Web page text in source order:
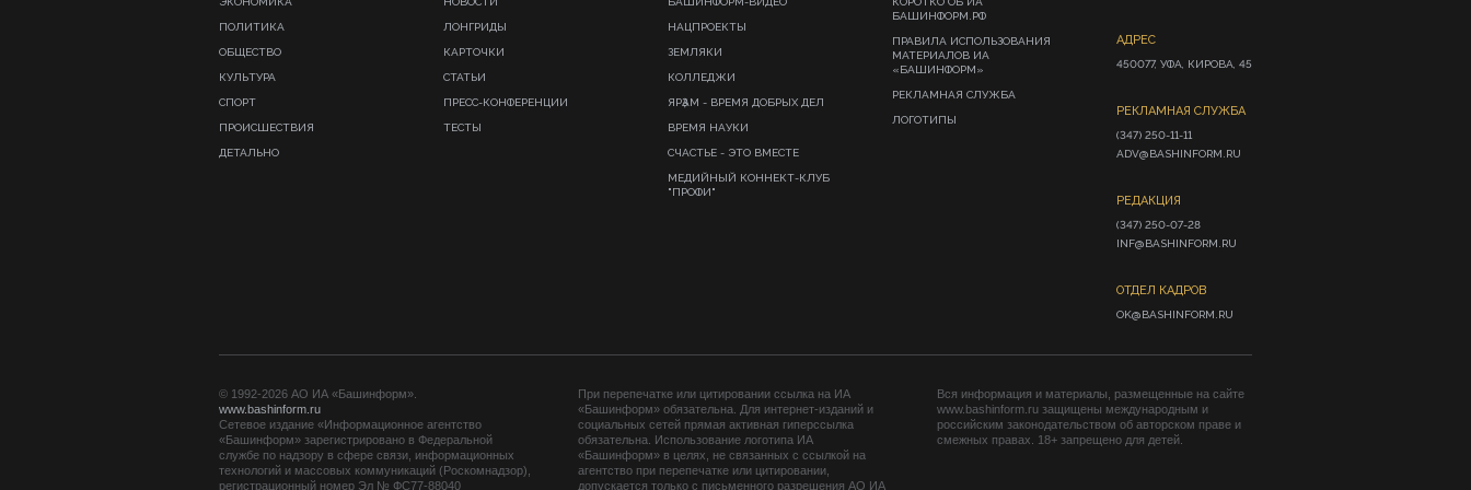
ПОЛИТИКА
ОБЩЕСТВО
КУЛЬТУРА
СПОРТ
ПРОИСШЕСТВИЯ
ДЕТАЛЬНО
ЛОНГРИДЫ
КАРТОЧКИ
СТАТЬИ
ПРЕСС-КОНФЕРЕНЦИИ
ТЕСТЫ
НАЦПРОЕКТЫ
ЗЕМЛЯКИ
КОЛЛЕДЖИ
ЯРҘАМ - ВРЕМЯ ДОБРЫХ ДЕЛ
ВРЕМЯ НАУКИ
СЧАСТЬЕ - ЭТО ВМЕСТЕ
МЕДИЙНЫЙ КОННЕКТ-КЛУБ
"ПРОФИ"
БАШИНФОРМ.РФ
ПРАВИЛА ИСПОЛЬЗОВАНИЯ
МАТЕРИАЛОВ ИА
«БАШИНФОРМ»
РЕКЛАМНАЯ СЛУЖБА
ЛОГОТИПЫ
АДРЕС
450077, УФА, КИРОВА, 45
РЕКЛАМНАЯ СЛУЖБА
(347) 250-11-11
ADV@BASHINFORM.RU
РЕДАКЦИЯ
(347) 250-07-28
INF@BASHINFORM.RU
ОТДЕЛ КАДРОВ
OK@BASHINFORM.RU
© 1992-2026 АО ИА «Башинформ».
www.bashinform.ru
Сетевое издание «Информационное агентство
«Башинформ» зарегистрировано в Федеральной
службе по надзору в сфере связи, информационных
технологий и массовых коммуникаций (Роскомнадзор),
регистрационный номер Эл № ФС77-88040
При перепечатке или цитировании ссылка на ИА
«Башинформ» обязательна. Для интернет-изданий и
социальных сетей прямая активная гиперссылка
обязательна. Использование логотипа ИА
«Башинформ» в целях, не связанных с ссылкой на
агентство при перепечатке или цитировании,
допускается только с письменного разрешения АО ИА
Вся информация и материалы, размещенные на сайте
www.bashinform.ru защищены международным и
российским законодательством об авторском праве и
смежных правах. 18+ запрещено для детей.